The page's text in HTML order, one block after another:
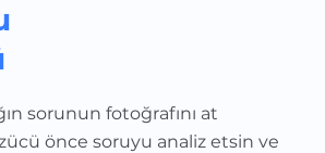
sorunun fotoğrafını at
önce soruyu analiz etsin ve